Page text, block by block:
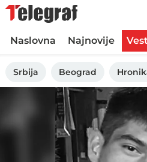
Naslovna Najnovije
Srbija Beograd